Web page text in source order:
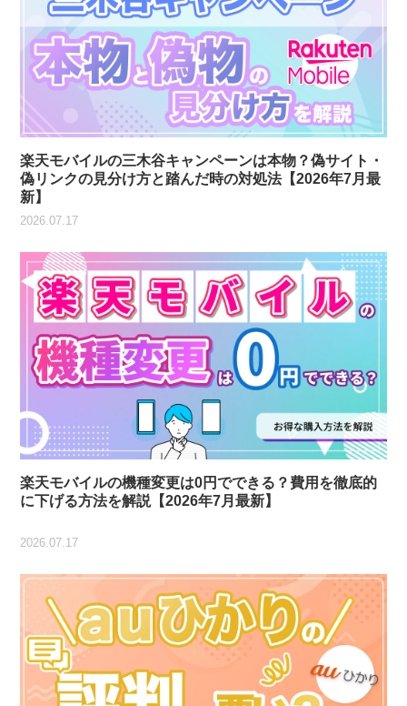
楽天モバイルの三木谷キャンペーンは本物？偽サイト・
偽リンクの見分け方と踏んだ時の対処法【2026年7月最
新】
2026.07.17
楽天モバイルの機種変更は0円でできる？費用を徹底的
に下げる方法を解説【2026年7月最新】
2026.07.17